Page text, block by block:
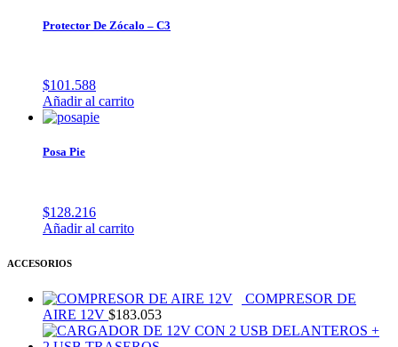
Protector De Zócalo – C3
$101.588
Añadir al carrito
Posa Pie
$128.216
Añadir al carrito
ACCESORIOS
COMPRESOR DE
AIRE 12V $183.053